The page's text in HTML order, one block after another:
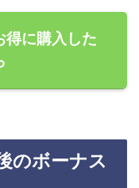
得に購入した
のボーナス